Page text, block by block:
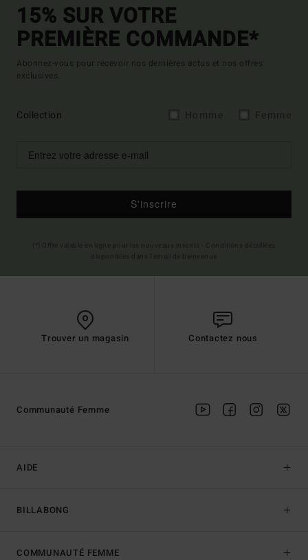
15% SUR VOTRE
PREMIÈRE COMMANDE*
Abonnez-vous pour recevoir nos dernières actus et nos offres
exclusives.
Collection
S'inscrire
Trouver un magasin Contactez nous
AIDE
BILLABONG
Communauté Femme
COMMUNAUTÉ FEMME